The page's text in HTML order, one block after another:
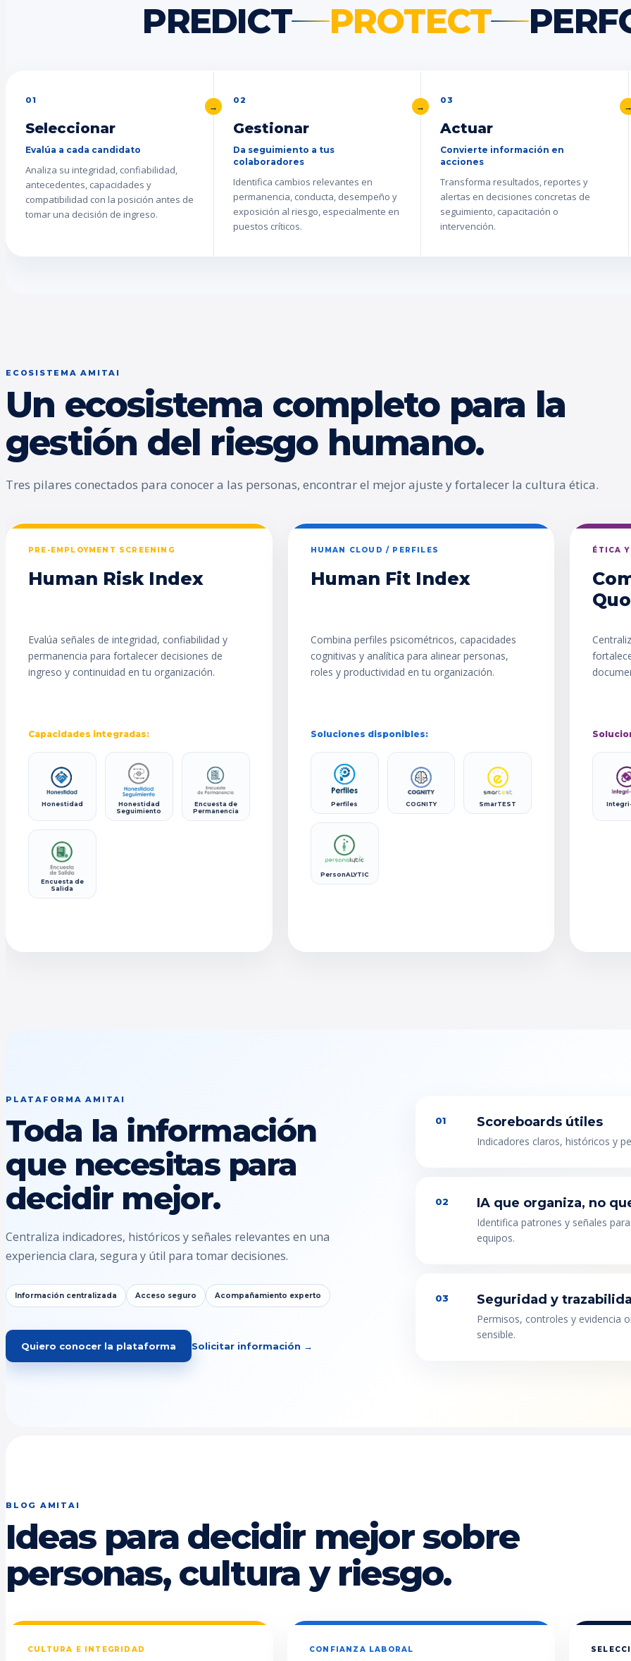
PREDICT PROTECT
01
Seleccionar
Evalúa a cada candidato
Analiza su integridad, confiabilidad,
antecedentes, capacidades y
compatibilidad con la posición antes de
tomar una decisión de ingreso.
02
Gestionar
Da seguimiento a tus
colaboradores
Identifica cambios relevantes en
permanencia, conducta, desempeño y
exposición al riesgo, especialmente en
puestos críticos.
03
Actuar
Convierte información en
acciones
Transforma resultados, reportes y
alertas en decisiones concretas de
seguimiento, capacitación o
intervención.
ECOSISTEMA AMITAI
Un ecosistema completo para la
gestión del riesgo humano.
Tres pilares conectados para conocer a las personas, encontrar el mejor ajuste y fortalecer la cultura ética.
PRE-EMPLOYMENT SCREENING
Human Risk Index
Evalúa señales de integridad, confiabilidad y
permanencia para fortalecer decisiones de
ingreso y continuidad en tu organización.
Capacidades integradas:
Honestidad
Honestidad
Seguimiento
Encuesta de
Permanencia
Encuesta de
Salida
HUMAN CLOUD / PERFILES
Human Fit Index
Combina perfiles psicométricos, capacidades
cognitivas y analítica para alinear personas,
roles y productividad en tu organización.
Soluciones disponibles:
Perfiles COGNITY SmarTEST
PersonALYTIC
ÉTICA
PLATAFORMA AMITAI
Toda la información
que necesitas para
decidir mejor.
Centraliza indicadores, históricos y señales relevantes en una
experiencia clara, segura y útil para tomar decisiones.
Información centralizada Acceso seguro Acompañamiento experto
Quiero conocer la plataforma Solicitar información →
01 Scoreboards útiles
Indicadores claros, históricos y
02 IA que organiza, no
Identifica patrones y señales
equipos.
03 Seguridad y
Permisos, controles y evidencia
sensible.
BLOG AMITAI
Ideas para decidir mejor sobre
personas, cultura y riesgo.
CULTURA E INTEGRIDAD CONFIANZA LABORAL